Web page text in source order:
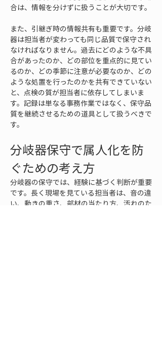
合は、情報を分けずに扱うことが大切です。
また、引継ぎ時の情報共有も重要です。分岐
器は担当者が変わっても同じ品質で保守され
なければなりません。過去にどのような不具
合があったのか、どの部位を重点的に見てい
るのか、どの季節に注意が必要なのか、どの
ような処置を行ったのかを共有できていない
と、点検の質が担当者に依存してしまいま
す。記録は単なる事務作業ではなく、保守品
質を継続させるための道具として扱うべきで
す。
分岐器保守で属人化を防
ぐための考え方
分岐器の保守では、経験に基づく判断が重要
です。長く現場を見ている担当者は、音の違
い、動きの重さ、部材の当たり方、汚れのた